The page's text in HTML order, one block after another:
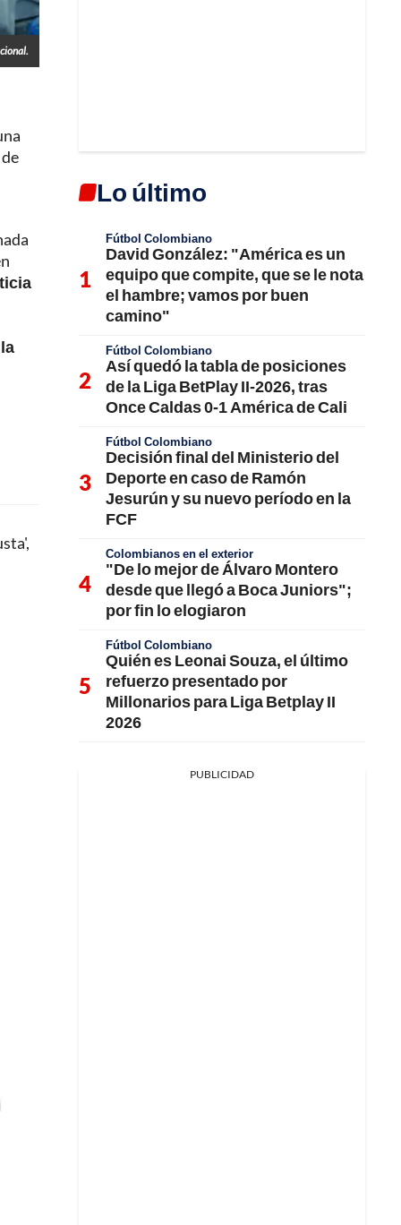
Lo último
Fútbol Colombiano
David González: "América es un
equipo que compite, que se le nota
el hambre; vamos por buen
camino"
Fútbol Colombiano
Así quedó la tabla de posiciones
de la Liga BetPlay II-2026, tras
Once Caldas 0-1 América de Cali
Fútbol Colombiano
Decisión final del Ministerio del
Deporte en caso de Ramón
Jesurún y su nuevo período en la
FCF
Colombianos en el exterior
"De lo mejor de Álvaro Montero
desde que llegó a Boca Juniors";
por fin lo elogiaron
Fútbol Colombiano
Quién es Leonai Souza, el último
refuerzo presentado por
Millonarios para Liga Betplay II
2026
PUBLICIDAD